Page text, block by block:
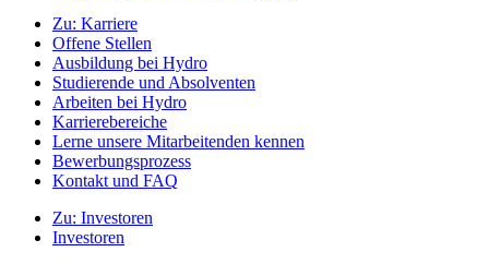
Zu: Karriere
Offene Stellen
Ausbildung bei Hydro
Studierende und Absolventen
Arbeiten bei Hydro
Karrierebereiche
Lerne unsere Mitarbeitenden kennen
Bewerbungsprozess
Kontakt und FAQ
Zu: Investoren
Investoren